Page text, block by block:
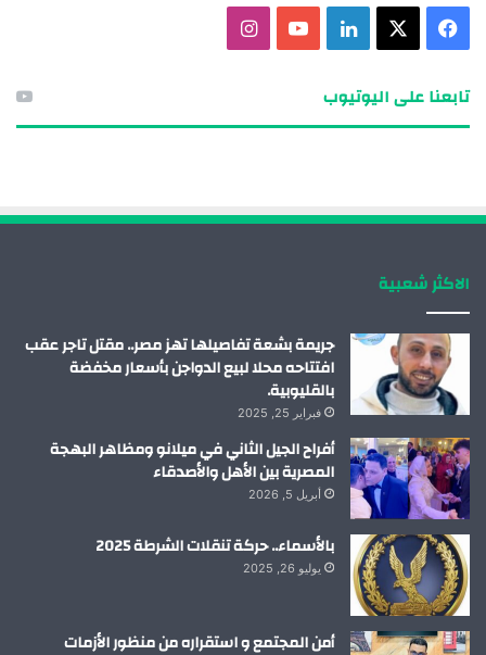
م
تابعنا على اليوتيوب
الاكثر شعبية
جريمة بشعة تفاصيلها تهز مصر.. مقتل تاجر عقب
افتتاحه محلا لبيع الدواجن بأسعار مخفضة
بالقليوبية.
فبراير 25, 2025
أفراح الجيل الثاني في ميلانو ومظاهر البهجة
المصرية بين الأهل والأصدقاء
أبريل 5, 2026
بالأسماء.. حركة تنقلات الشرطة 2025
يوليو 26, 2025
أمن المجتمع و استقراره من منظور الأزمات